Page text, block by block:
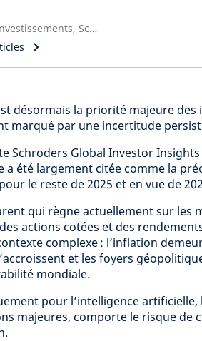
Directeur des investissements, Schroders Capital
désormais la priorité majeure des
marqué par une incertitude
Schroders Global Investor
a été largement citée comme la
le reste de 2025 et en vue de
qui règne actuellement sur les
actions cotées et des
complexe : l’inflation
et les foyers
mondiale.
pour l’intelligence
majeures, comporte le risque de